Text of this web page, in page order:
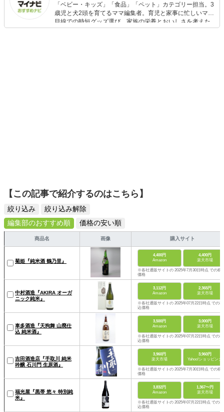
「ベビー・キッズ」「食品」「ペット」カテゴリー担当。3
歳児と犬2頭を育てるママ編集者。育児と家事に忙しいママ
目線での時短グッズ選び、家族の栄養とおいしさを考えた
食品選び、束の間のリラックスタイムを楽しむためのスイ
【この記事で紹介するのはこちら】
絞り込み
絞り込み解除
編集部のおすすめ順
価格の安い順
商品名 画像 購入サイト
菊姫『純米酒 鶴乃里』
4,400円
Amazon
4,400円
楽天市場
※各社通販サイトの 2025年7月30日時点 での税
価格
中村酒造『AKIRA オーガ
ニック純米』
3,112円
Amazon
2,365円
楽天市場
※各社通販サイトの 2025年07月22日時点 での税
込価格
車多酒造『天狗舞 山廃仕
込 純米酒』
3,500円
Amazon
3,000円
楽天市場
※各社通販サイトの 2025年07月22日時点 での税
込価格
吉田酒造店『手取川 純米
吟醸 石川門 生原酒』
3,960円
楽天市場
3,960円
Yahoo!ショッピング
※各社通販サイトの 2025年7月30日時点 での税
価格
福光屋『黒帯 悠々 特別純
米』
3,832円
Amazon
1,367〜円
楽天市場
※各社通販サイトの 2025年07月22日時点 での税
込価格